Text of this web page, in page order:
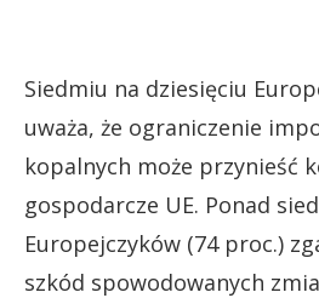
Siedmiu na dziesięciu
uważa, że ograniczenie
kopalnych może przynieść
gospodarcze UE. Ponad
Europejczyków (74 proc.)
szkód spowodowanych